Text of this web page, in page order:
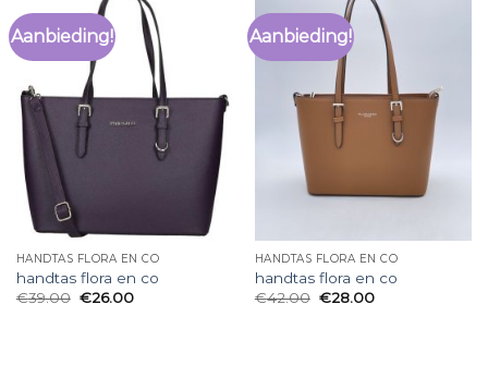
Aanbieding!
HANDTAS FLORA EN CO
handtas flora en co
€39.00 €26.00
Aanbieding!
HANDTAS FLORA EN CO
handtas flora en co
€42.00 €28.00